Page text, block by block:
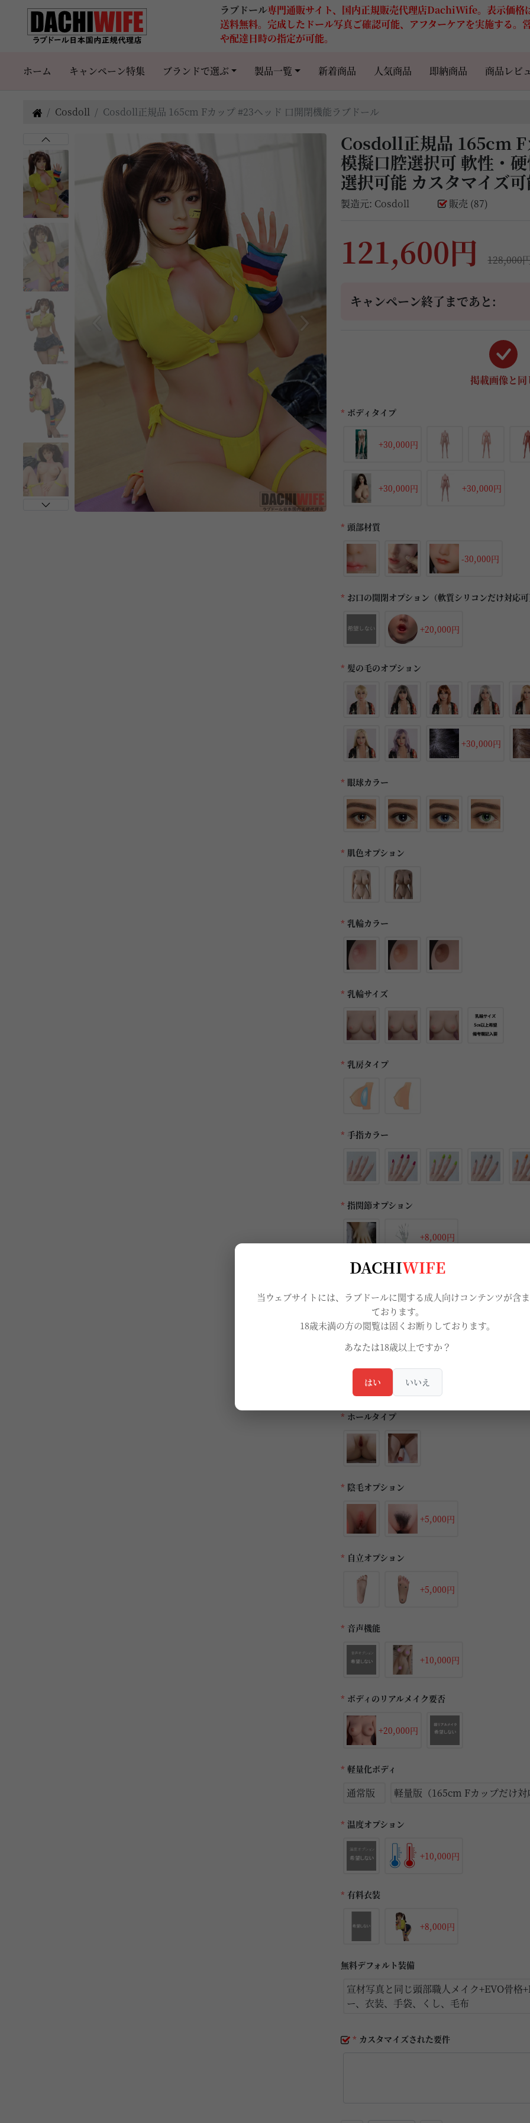
ラブドール専門通販サイト、国内正規販売代理店DachiWife。表示価格
送料無料。完成したドール写真ご確認可能、アフターケアを実施する。
や配達日時の指定が可能。
ホーム キャンペーン特集 ブランドで選ぶ 製品一覧 新着商品 人気商品 即納商品 商品レビ
Cosdoll Cosdoll正規品 165cm Fカップ #23ヘッド 口開閉機能ラブドール
Cosdoll正規品 165cm F
模擬口腔選択可 軟性・
選択可能 カスタマイズ
製造元: Cosdoll 販売 (87)
121,600円 128,000
キャンペーン終了まであと:
掲載画像と同
* ボディタイプ
+30,000円
+30,000円 +30,000円
* 頭部材質
-30,000円
* お口の開閉オプション（軟質シリコンだけ対応
+20,000円
* 髪の毛のオプション
+30,000円
* 眼球カラー
* 肌色オプション
* 乳輪カラー
* 乳輪サイズ
* 乳房タイプ
* 手指カラー
* 指関節オプション
+8,000円
骨格オプション
ヴァギナカラー
* ホールタイプ
* 陰毛オプション
+5,000円
* 自立オプション
+5,000円
* 音声機能
+10,000円
* ボディのリアルメイク要否
+20,000円
* 軽量化ボディ
通常版 軽量版（165cm Fカップだけ対
* 温度オプション
+10,000円
* 有料衣装
+8,000円
無料デフォルト装備
宣材写真と同じ頭部職人メイク+EVO骨
ー、衣装、手袋、くし、毛布
* カスタマイズされた要件
DACHIWIFE
当ウェブサイトには、ラブドールに関する成人向けコンテンツが含
ております。
18歳未満の方の閲覧は固くお断りしております。
あなたは18歳以上ですか？
はい いいえ